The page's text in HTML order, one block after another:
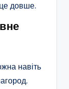
довше.
навіть